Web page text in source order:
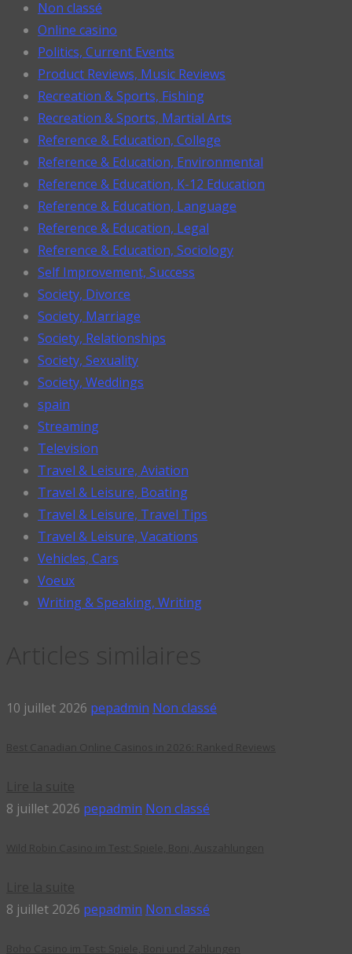
Non classé
Online casino
Politics, Current Events
Product Reviews, Music Reviews
Recreation & Sports, Fishing
Recreation & Sports, Martial Arts
Reference & Education, College
Reference & Education, Environmental
Reference & Education, K-12 Education
Reference & Education, Language
Reference & Education, Legal
Reference & Education, Sociology
Self Improvement, Success
Society, Divorce
Society, Marriage
Society, Relationships
Society, Sexuality
Society, Weddings
spain
Streaming
Television
Travel & Leisure, Aviation
Travel & Leisure, Boating
Travel & Leisure, Travel Tips
Travel & Leisure, Vacations
Vehicles, Cars
Voeux
Writing & Speaking, Writing
10 juillet 2026 pepadmin Non classé
8 juillet 2026 pepadmin Non classé
8 juillet 2026 pepadmin Non classé